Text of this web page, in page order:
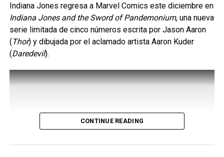
Uno de los aspectos más interesantes de su kit es el
Indiana Jones regresa a Marvel Comics este diciembre en
Indiana Jones and the Sword of Pandemonium, una nueva
serie limitada de cinco números escrita por Jason Aaron
(Thor) y dibujada por el aclamado artista Aaron Kuder
(Daredevil).
CONTINUE READING